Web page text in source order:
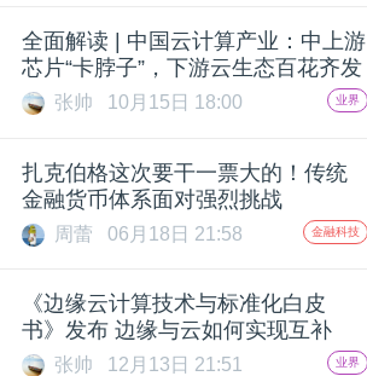
全面解读 | 中国云计算产业：中上游
芯片“卡脖子”，下游云生态百花齐发
张帅 10月15日 18:00 业界
扎克伯格这次要干一票大的！传统
金融货币体系面对强烈挑战
周蕾 06月18日 21:58 金融科技
《边缘云计算技术与标准化白皮
书》发布 边缘与云如何实现互补
张帅 12月13日 21:51 业界